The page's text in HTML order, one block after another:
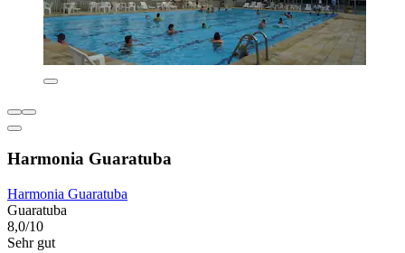
Harmonia Guaratuba
Harmonia Guaratuba
Guaratuba
8,0/10
Sehr gut